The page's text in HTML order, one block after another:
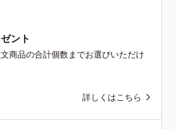
ント
商品の合計個数までお選びいただけ
詳しくはこちら